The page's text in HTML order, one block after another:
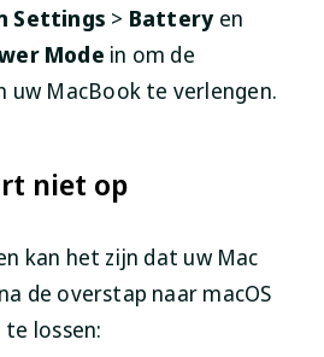
Settings > Batteryen
Mode in om de
MacBook te verlengen.
niet op
kan het zijn dat uw Mac
de overstap naar macOS
lossen: